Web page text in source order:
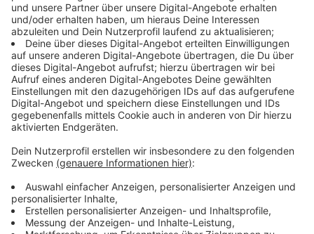
Düsseldorf hat das Projekt Mitte April per
Planfeststellungsbeschluss genehmigt. Noch bis
Mitte Mai ist eine Klage gegen den Beschluss möglich.
Anzeige
Rhein und Momm-Niederung werden
Anzeige
Das Teilstück zwischen Voerde und Rheinberg ist elf
Kilometer lang. Auf freiem Feld verlegt Amprion die